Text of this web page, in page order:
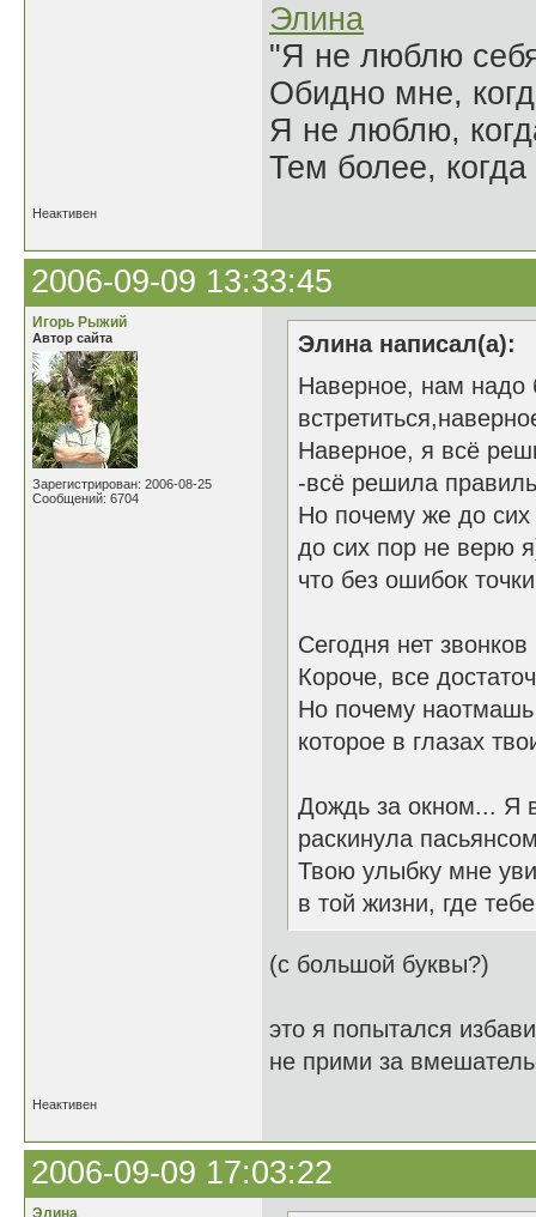
Элина
"Я не люблю
Обидно мне,
Я не люблю,
Тем более,
Неактивен
2006-09-09 13:33:45
Игорь Рыжий
Автор сайта
Зарегистрирован: 2006-08-25
Сообщений: 6704
Элина написал(а):
Наверное, нам надо
Наверное, я
-всё решила
Но почему же
до сих пор не верю
что без ошибок
Сегодня нет
Короче, все
Но почему наотмашь
которое в глазах
Дождь за окном... Я
раскинула
Твою улыбку мне
в той жизни, где
(с большой буквы?)
это я попытался
не прими за
Неактивен
2006-09-09 17:03:22
Элина